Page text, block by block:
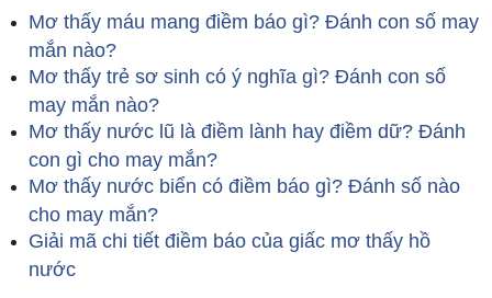
Mơ thấy máu mang điềm báo gì? Đánh con số may
mắn nào?
Mơ thấy trẻ sơ sinh có ý nghĩa gì? Đánh con số
may mắn nào?
Mơ thấy nước lũ là điềm lành hay điềm dữ? Đánh
con gì cho may mắn?
Mơ thấy nước biển có điềm báo gì? Đánh số nào
cho may mắn?
Giải mã chi tiết điềm báo của giấc mơ thấy hồ
nước